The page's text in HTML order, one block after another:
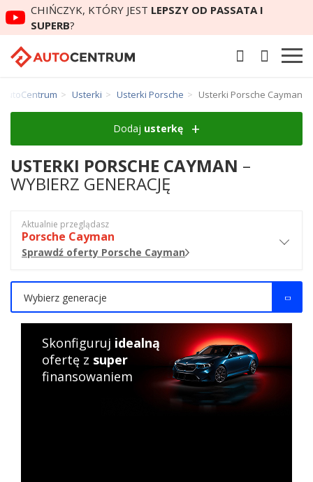
CHIŃCZYK, KTÓRY JEST LEPSZY OD PASSATA I
SUPERB?
AutoCentrum Usterki Usterki Porsche Usterki Porsche Cayman
Dodaj usterkę
USTERKI PORSCHE CAYMAN –
WYBIERZ GENERACJĘ
Aktualnie przeglądasz
Porsche Cayman
Sprawdź oferty Porsche Cayman
Wybierz generacje
Skonfiguruj idealną
ofertę z super
finansowaniem